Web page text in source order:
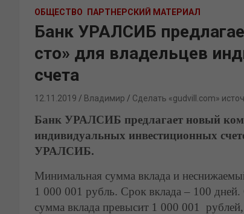
ОБЩЕСТВО ПАРТНЕРСКИЙ МАТЕРИАЛ
Банк УРАЛСИБ
сто» для владельцев
счета
12.11.2019 Владимир Сделать «gudvill.com»
Банк УРАЛСИБ предлагает новый
индивидуальных инвестиционных
УРАЛСИБ.
Минимальная сумма вклада и
1 000 001 рубль. Срок вклада – 100 дней.
сумма вклада превысит 1 000 001